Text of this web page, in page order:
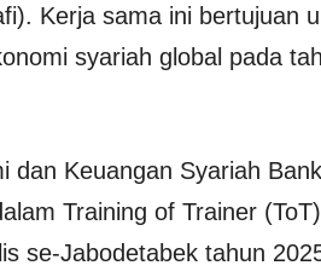
Kerja sama ini bertujuan
syariah global pada
dan Keuangan Syariah Bank
Training of Trainer (ToT)
se-Jabodetabek tahun